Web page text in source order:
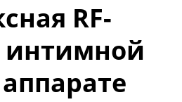
RF-
интимной